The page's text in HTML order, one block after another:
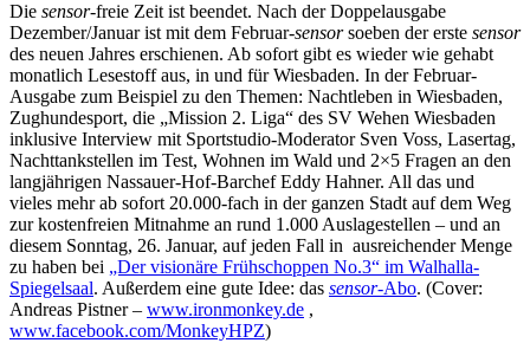
Die sensor-freie Zeit ist beendet. Nach der Doppelausgabe
Dezember/Januar ist mit dem Februar-sensorsoeben der erste sensor
des neuen Jahres erschienen. Ab sofort gibt es wieder wie gehabt
monatlich Lesestoff aus, in und für Wiesbaden. In der Februar-
Ausgabe zum Beispiel zu den Themen: Nachtleben in Wiesbaden,
Zughundesport, die „Mission 2. Liga“ des SV Wehen Wiesbaden
inklusive Interview mit Sportstudio-Moderator Sven Voss, Lasertag,
Nachttankstellen im Test, Wohnen im Wald und 2×5 Fragen an den
langjährigen Nassauer-Hof-Barchef Eddy Hahner. All das und
vieles mehr ab sofort 20.000-fach in der ganzen Stadt auf dem Weg
zur kostenfreien Mitnahme an rund 1.000 Auslagestellen – und an
diesem Sonntag, 26. Januar, auf jeden Fall in ausreichender Menge
zu haben bei „Der visionäre Frühschoppen No.3“ im Walhalla-
Spiegelsaal. Außerdem eine gute Idee: das sensor-Abo. (Cover:
Andreas Pistner – www.ironmonkey.de ,
www.facebook.com/MonkeyHPZ)